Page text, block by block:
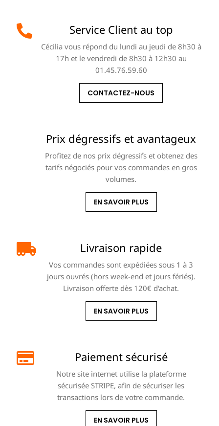
Service Client au top
Cécilia vous répond du lundi au jeudi de 8h30 à
17h et le vendredi de 8h30 à 12h30 au
01.45.76.59.60
CONTACTEZ-NOUS
Prix dégressifs et avantageux
Profitez de nos prix dégressifs et obtenez des
tarifs négociés pour vos commandes en gros
volumes.
EN SAVOIR PLUS
Livraison rapide
Vos commandes sont expédiées sous 1 à 3
jours ouvrés (hors week-end et jours fériés).
Livraison offerte dès 120€ d'achat.
EN SAVOIR PLUS
Paiement sécurisé
Notre site internet utilise la plateforme
sécurisée STRIPE, afin de sécuriser les
transactions lors de votre commande.
EN SAVOIR PLUS